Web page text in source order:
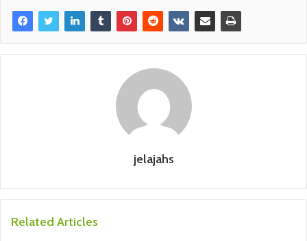
jelajahs
Related Articles